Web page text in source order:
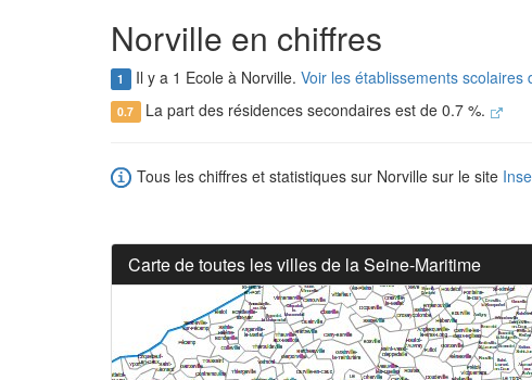
Norville en chiffres
1 Il y a 1 Ecole à Norville. Voir les établissements scolaires
0.7 La part des résidences secondaires est de 0.7 %.
Tous les chiffres et statistiques sur Norville sur le site
Carte de toutes les villes de la Seine-Maritime